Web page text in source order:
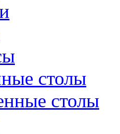
столы
столы